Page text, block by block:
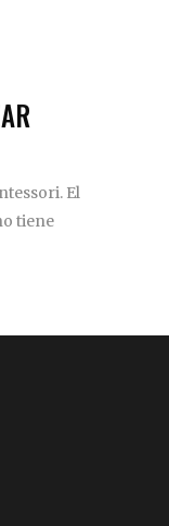
El
tiene